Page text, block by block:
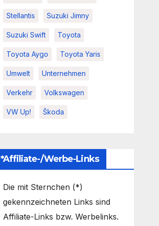
Stellantis Suzuki Jimny
Suzuki Swift Toyota
Toyota Aygo Toyota Yaris
Umwelt Unternehmen
Verkehr Volkswagen
VW Up! Škoda
*Affiliate-/Werbe-Links
Die mit Sternchen (*)
gekennzeichneten Links sind
Affiliate-Links bzw. Werbelinks.